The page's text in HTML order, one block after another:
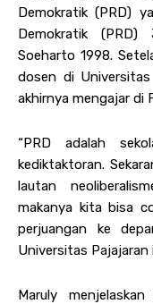
Demokratik (PRD)
Demokratik
Soeharto 1998.
dosen di
akhirnya mengajar di
“PRD adalah
kediktaktoran.
lautan
makanya kita bisa
perjuangan ke
Universitas Pajajaran
Maruly